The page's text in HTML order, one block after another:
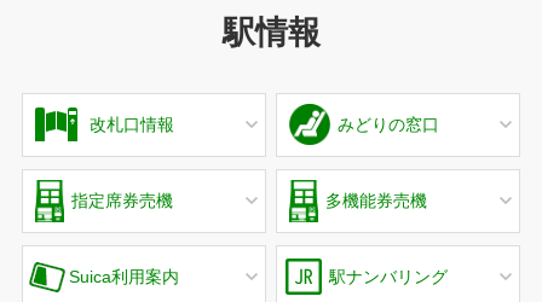
駅情報
改札口情報 みどりの窓口
指定席券売機 多機能券売機
Suica利用案内 駅ナンバリング